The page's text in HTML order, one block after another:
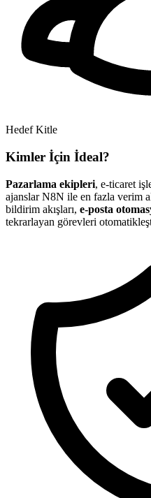
Hedef Kitle
Kimler İçin İdeal?
Pazarlama ekipleri, e-ticaret
ajanslar N8N ile en fazla verim
bildirim akışları, e-posta
tekrarlayan görevleri